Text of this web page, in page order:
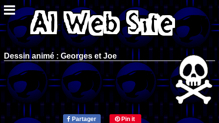
Dessin animé : Georges et Joe
Partager Pin it